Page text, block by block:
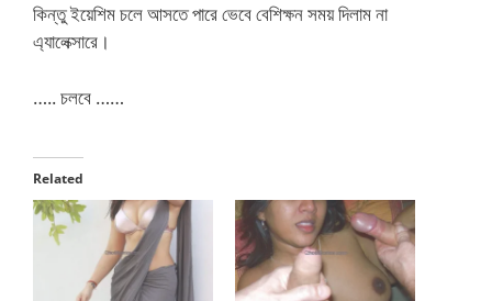
কিন্তু ইয়েশিম চলে আসতে পারে ভেবে বেশিক্ষন সময় দিলাম না
এ্যালেক্সারে।
….. চলবে ……
Related